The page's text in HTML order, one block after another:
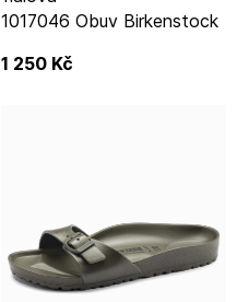
1017046 Obuv Birkenstock
1 250 Kč